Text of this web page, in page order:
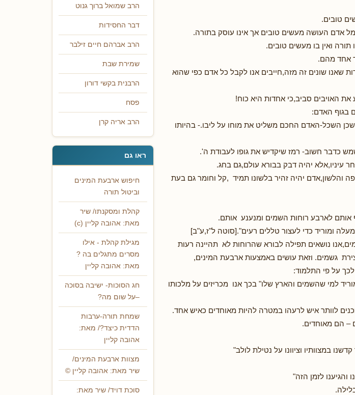
טובים.
אדם העושה מעשים טובים אך אינו עוסק בתורה.
ואין בו מעשים טובים.
אחד מהם.
שונים זה מזה,חייבים אנו לקבל כל אדם כפי שהוא
האויבים סביב,כי אחדות היא כוח!
בגוף האדם:
השכל-האדם החכם משליט את מוחו על ליבו.- בהיותו
כדבר חשוב- רמז שיקדיש את גופו לעבודת ה'.
עיניו,אלא יהיה דבק בבורא עולם,גם בחג.
יהיה זהיר בלשונו תמיד ,קל וחומר גם בעת
אותם לארבע רוחות השמים ומנענע אותם.
ומוריד כדי לעצור טללים רעים".[סוטה ל"ז,ע"ב]
נושאים תפילה לבורא שהרוחות לא תהיינה רעות
גשמים. וזאת עושים באמצעות ארבעת המינים,
על פי התלמוד:
למי שהשמים והארץ שלו" בכך אנו מכריזים על מלכותו
לוותר איש לרעהו במטרה להיות מאוחדים כאיש אחד.
– הם מאוחדים.
במצוותיו וציוונו על נטילת לולב"
והגיענו לזמן הזה"
הרב שמואל ברוך גנוט
דבר החסידות
הרב אברהם חיים זילבר
שמירת שבת
הרבנית בקשי דורון
פסח
הרב אריה קרן
ראו גם
חיפוש ארבעת המינים
וביטול תורה
קהלת ומסקנתו/ שיר
מאת: אהובה קליין (c)
מגילת קהלת - אילו
מסרים מתגלים בה ?
מאת: אהובה קליין
חג הסוכות- ישיבה בסוכה
–על שום מה?
שמחת תורה-ערבות
הדדית כיצד?/ מאת:
אהובה קליין
מצוות ארבעת המינים/
שיר מאת: אהובה קליין ©
סוכת דויד/ שיר מאת: